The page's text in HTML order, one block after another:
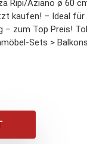
Ripi/Aziano ø 60
kaufen! – Ideal für
– zum Top Preis!
Sets >
€
€.